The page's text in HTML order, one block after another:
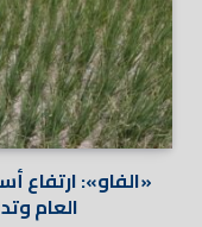
«الفاو»: ارتفاع
العام